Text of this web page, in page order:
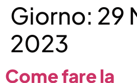
Giorno: 29
2023
Come fare la